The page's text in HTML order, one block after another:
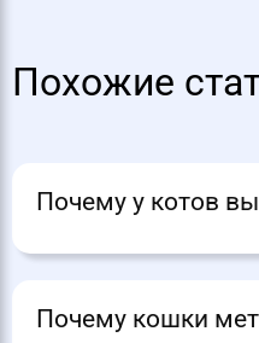
Похожие
Почему у котов
Почему кошки